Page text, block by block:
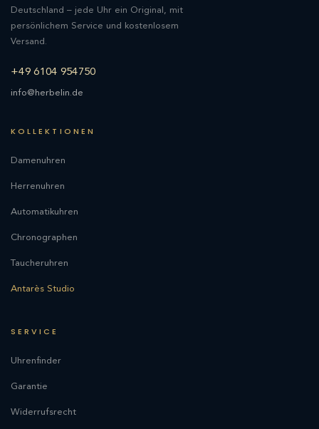
Deutschland – jede Uhr ein Original, mit
persönlichem Service und kostenlosem
Versand.
+49 6104 954750
info@herbelin.de
KOLLEKTIONEN
Damenuhren
Herrenuhren
Automatikuhren
Chronographen
Taucheruhren
Antarès Studio
SERVICE
Uhrenfinder
Garantie
Widerrufsrecht